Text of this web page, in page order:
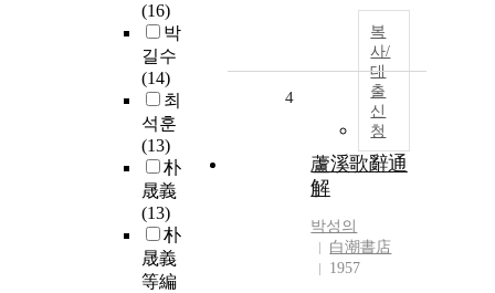
(16)
박
길수
(14)
최
석훈
(13)
朴
晟義
(13)
朴
晟義
等編
복
사/
대
출
신
청
4
蘆溪歌辭通
解
박성의
白潮書店
1957